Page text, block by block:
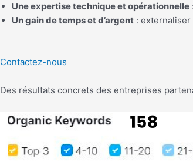
Une expertise technique et opérationnelle
Un gain de temps et d’argent : externaliser
Contactez-nous
Des résultats concrets des entreprises